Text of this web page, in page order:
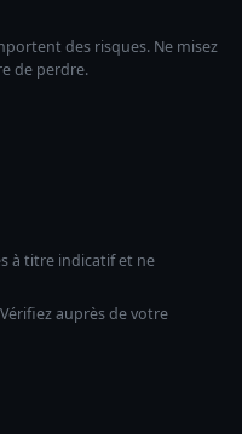
des risques. Ne misez
de perdre.
à titre indicatif et ne
auprès de votre